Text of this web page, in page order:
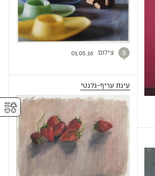
3 צילום 01.05.16
עינת עריף-גלנטי
⚥︎